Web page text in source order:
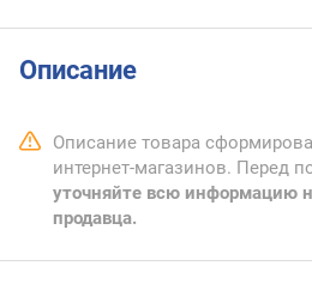
Описание
Описание товара
интернет-магазинов. Перед
уточняйте всю информацию
продавца.